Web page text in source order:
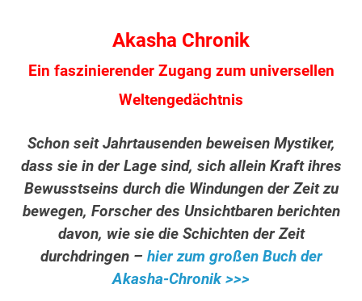
Akasha Chronik
Ein faszinierender Zugang zum universellen
Weltengedächtnis
Schon seit Jahrtausenden beweisen Mystiker,
dass sie in der Lage sind, sich allein Kraft ihres
Bewusstseins durch die Windungen der Zeit zu
bewegen, Forscher des Unsichtbaren berichten
davon, wie sie die Schichten der Zeit
durchdringen – hier zum großen Buch der
Akasha-Chronik >>>